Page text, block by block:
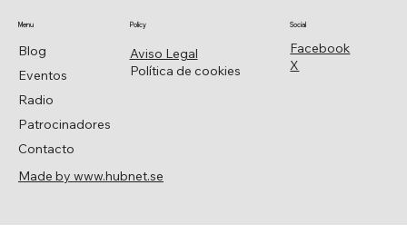
Facebook
X
Social
Aviso Legal
Política de cookies
Policy
Blog
Eventos
Radio
Patrocinadores
Contacto
Menu
Made by www.hubnet.se